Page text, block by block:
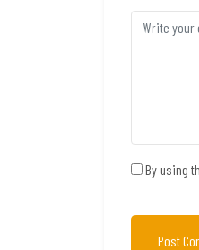
By using
Post